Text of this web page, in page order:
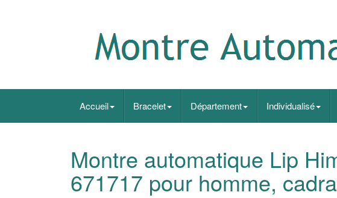
Accueil Bracelet Département Individualisé
Montre automatique Lip
671717 pour homme,